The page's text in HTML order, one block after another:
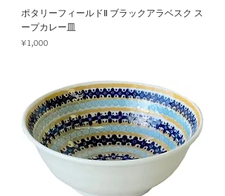
ポタリーフィールドⅡ ブラックアラベスク ス
ープカレー皿
Price
¥1,000